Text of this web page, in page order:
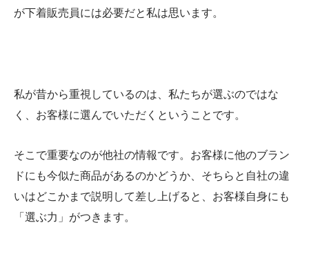
が下着販売員には必要だと私は思います。
私が昔から重視しているのは、私たちが選ぶのではな
く、お客様に選んでいただくということです。
そこで重要なのが他社の情報です。お客様に他のブラン
ドにも今似た商品があるのかどうか、そちらと自社の違
いはどこかまで説明して差し上げると、お客様自身にも
「選ぶ力」がつきます。